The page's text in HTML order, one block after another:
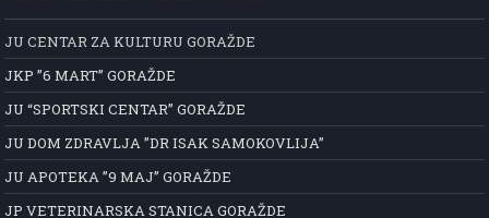
JU CENTAR ZA KULTURU GORAŽDE
JKP ”6 MART” GORAŽDE
JU “SPORTSKI CENTAR” GORAŽDE
JU DOM ZDRAVLJA ”DR ISAK SAMOKOVLIJA”
JU APOTEKA ”9 MAJ” GORAŽDE
JP VETERINARSKA STANICA GORAŽDE